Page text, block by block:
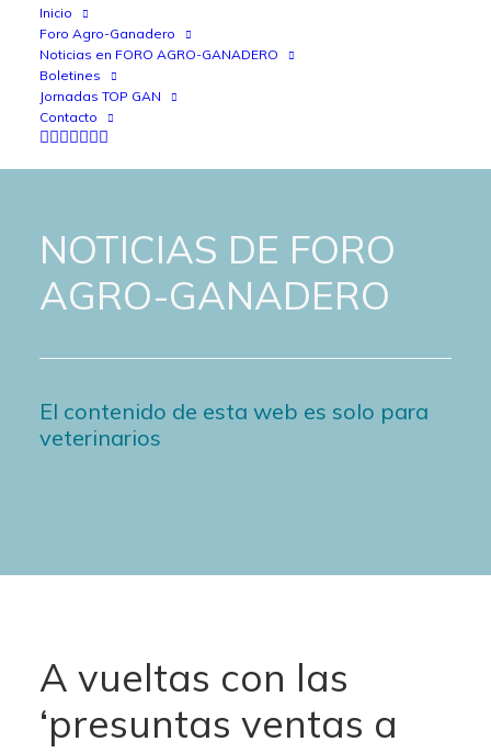
Inicio
Foro Agro-Ganadero
Noticias en FORO AGRO-GANADERO
Boletines
Jornadas TOP GAN
Contacto
NOTICIAS DE FORO
AGRO-GANADERO
El contenido de esta web es solo para
veterinarios
A vueltas con las
‘presuntas ventas a